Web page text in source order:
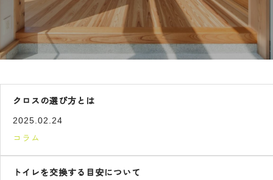
クロスの選び方とは
2025.02.24
コラム
トイレを交換する目安について